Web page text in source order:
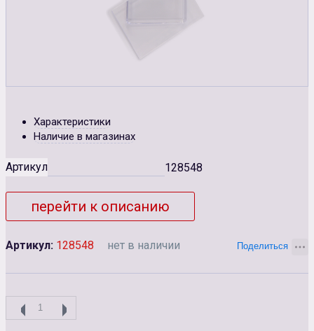
Характеристики
Наличие в магазинах
Артикул 128548
перейти к описанию
Артикул: 128548 нет в наличии